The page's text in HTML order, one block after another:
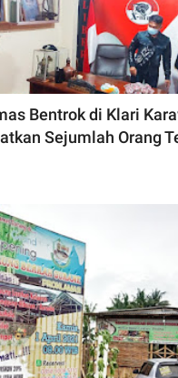
Bentrok di Klari
Sejumlah Orang